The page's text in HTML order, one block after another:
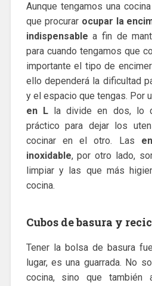
Aunque tengamos una
que procurar ocupar la
indispensable a fin de
para cuando tengamos que
importante el tipo de
ello dependerá la dificultad
y el espacio que tengas. Por
en Lla divide en dos, lo
práctico para dejar los
cocinar en el otro. Las
inoxidable, por otro lado,
limpiar y las que más
cocina.
Cubos de basura y
Tener la bolsa de basura
lugar, es una guarrada. No
cocina, sino que también